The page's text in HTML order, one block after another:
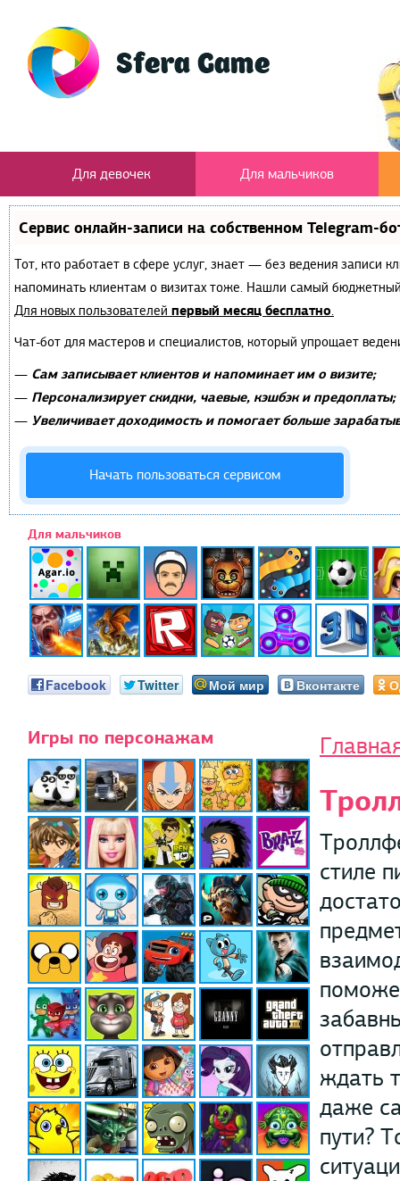
Для девочек Для мальчиков
Сервис онлайн-записи на собственном Telegram-
Тот, кто работает в сфере услуг, знает — без ведения записи
напоминать клиентам о визитах тоже. Нашли самый
Для новых пользователей первый месяц бесплатно.
Чат-бот для мастеров и специалистов, который упрощает
— Сам записывает клиентов и напоминает им о визите;
— Персонализирует скидки, чаевые, кэшбэк и предоплаты;
— Увеличивает доходимость и помогает больше
Начать пользоваться сервисом
Для мальчиков
Facebook Twitter Мой мир Вконтакте
Игры по персонажам
стиле
ждать
даже
пути?